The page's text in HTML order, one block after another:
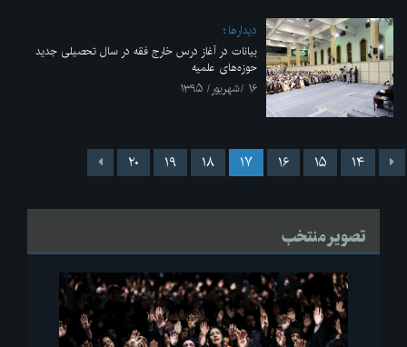
ديدارها
بیانات در آغاز درس خارج فقه در سال تحصیلی جدید
حوزه‌های علمیه
۱۶ /شهریور/ ۱۳۹۵
۱۴ ۱۵ ۱۶ ۱۷ ۱۸ ۱۹ ۲۰
تصویر منتخب